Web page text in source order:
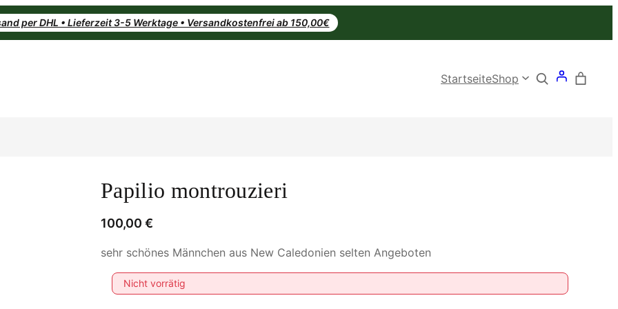
per DHL • Lieferzeit 3-5 Werktage • Versandkostenfrei ab 150,00€
StartseiteShop Search
Papilio montrouzieri
100,00 €
sehr schönes Männchen aus New Caledonien selten Angeboten
Nicht vorrätig